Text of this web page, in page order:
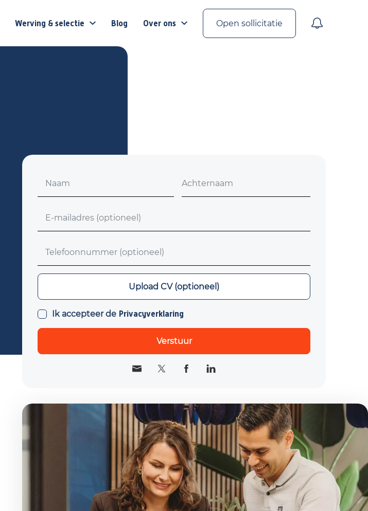
Werving & selectie Blog Over ons Open sollicitatie
Upload CV (optioneel)
Upload CV (optioneel)
Ik accepteer de Privacyverklaring
Verstuur